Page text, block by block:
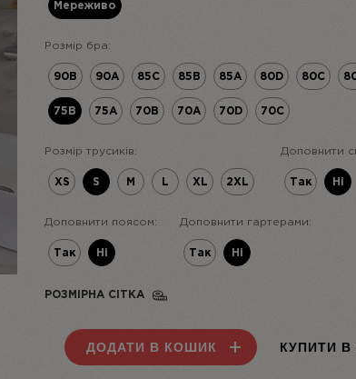
Мереживо
Розмір бра:
90B 90A 85C 85B 85A 80D 80C
75B 75A 70В 70А 70D 70C
Розмір трусиків:
XS S M L XL 2XL
Доповнити
Так Ні
Доповнити поясом:
Так Ні
Доповнити гартерами:
Так Ні
РОЗМІРНА СІТКА
ДОДАТИ В КОШИК КУПИТИ В